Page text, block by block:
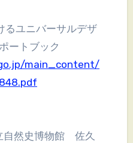
るユニバーサルデザ
ートブック
main_content/
然史博物館 佐久